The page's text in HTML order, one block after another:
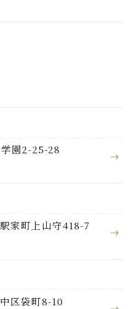
園2-25-28
家町上山守418-7
区袋町8-10